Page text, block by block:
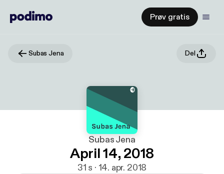
Prøv gratis
Subas Jena Del
Subas Jena
April 14, 2018
31 s · 14. apr. 2018